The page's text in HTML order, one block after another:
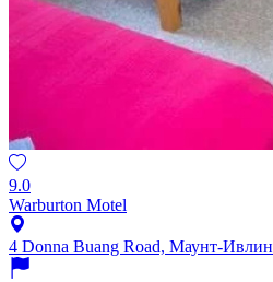
9.0
Warburton Motel
4 Donna Buang Road, Маунт-Ивлин